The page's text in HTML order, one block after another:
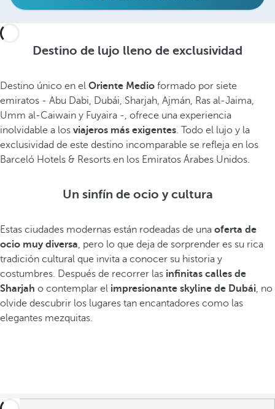
Destino de lujo lleno de exclusividad
Destino único en el Oriente Medio formado por siete
emiratos - Abu Dabi, Dubái, Sharjah, Ajmán, Ras al-Jaima,
Umm al-Caiwain y Fuyaira -, ofrece una experiencia
inolvidable a los viajeros más exigentes. Todo el lujo y la
exclusividad de este destino incomparable se refleja en los
Barceló Hotels & Resorts en los Emiratos Árabes Unidos.
Un sinfín de ocio y cultura
Estas ciudades modernas están rodeadas de una oferta de
ocio muy diversa, pero lo que deja de sorprender es su rica
tradición cultural que invita a conocer su historia y
costumbres. Después de recorrer las infinitas calles de
Sharjah o contemplar el impresionante skyline de Dubái, no
olvide descubrir los lugares tan encantadores como las
elegantes mezquitas.